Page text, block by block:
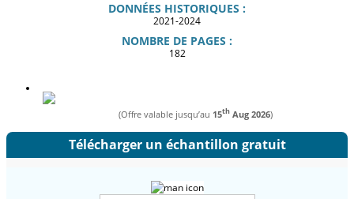
DONNÉES HISTORIQUES :
2021-2024
NOMBRE DE PAGES :
182
(Offre valable jusqu’au 15thAug 2026)
Télécharger un échantillon gratuit